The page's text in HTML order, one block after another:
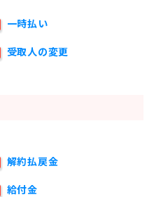
一時払い
受取人の変更
解約払戻金
給付金